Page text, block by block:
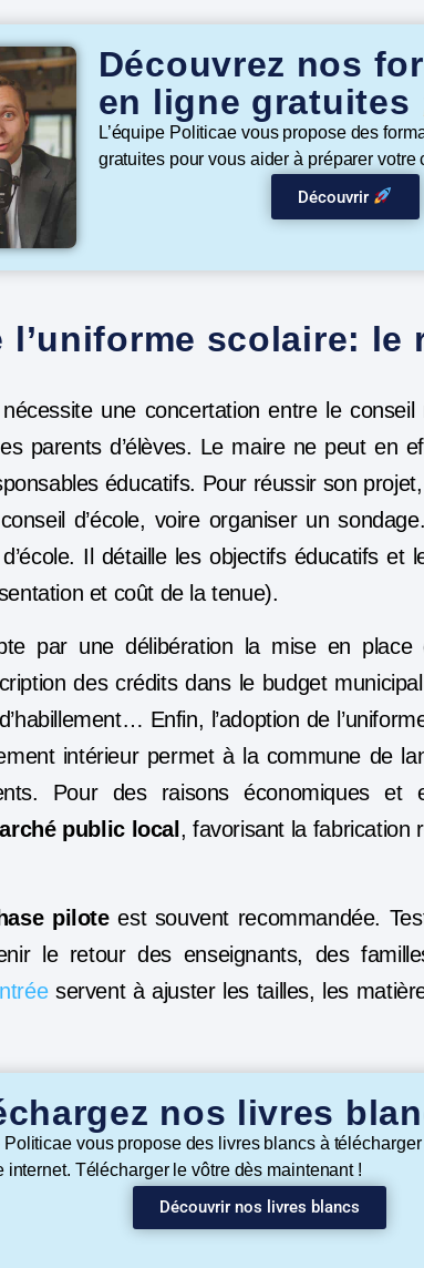
Découvrez nos
en ligne gratuites
L’équipe Politicae vous propose des
gratuites pour vous aider à préparer votre
Découvrir
l’uniforme scolaire: le
une concertation entre le conseil
parents d’élèves. Le maire ne peut en
éducatifs. Pour réussir son
d’école, voire organiser un
Il détaille les objectifs éducatifs et
et coût de la tenue).
par une délibération la mise en place
des crédits dans le budget
Enfin, l’adoption de
intérieur permet à la commune de
Pour des raisons économiques et
public local, favorisant la fabrication
piloteest souvent recommandée.
le retour des enseignants, des
servent à ajuster les tailles, les
nos livres
Politicae vous propose des livres blancs à
internet. Télécharger le vôtre dès maintenant !
Découvrir nos livres blancs